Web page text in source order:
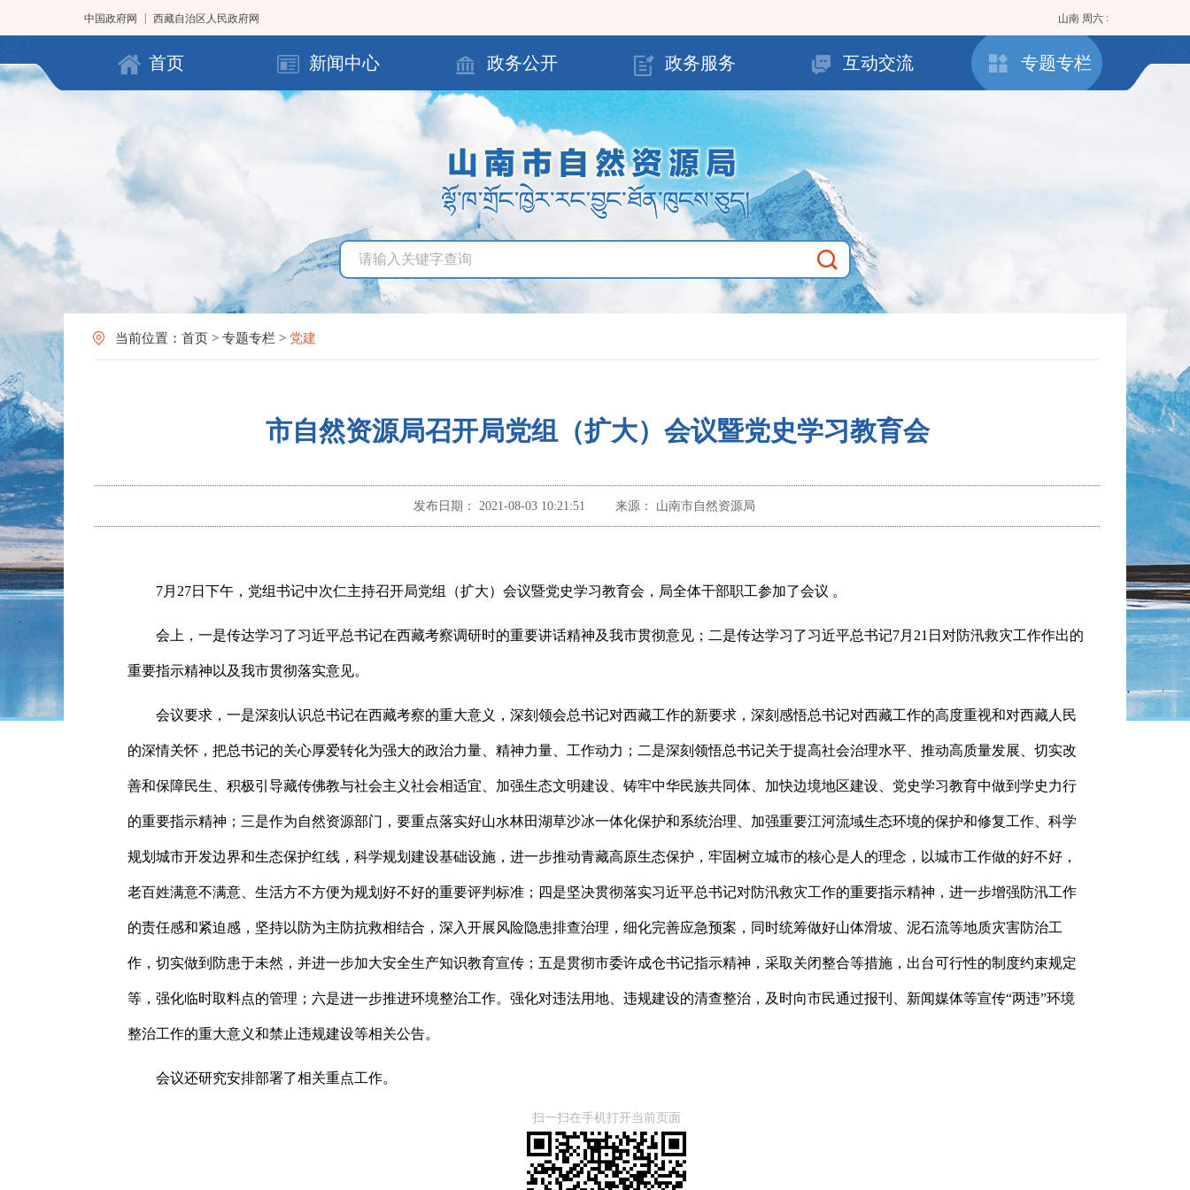
中国政府网 西藏自治区人民政府网 山南 周六 :
首页 新闻中心 政务公开 政务服务 互动交流 专题专栏
当前位置： 首页 > 专题专栏 > 党建
市自然资源局召开局党组（扩大）会议暨党史学习教育会
发布日期： 2021-08-03 10:21:51 来源： 山南市自然资源局
7月27日下午，党组书记中次仁主持召开局党组（扩大）会议暨党史学习教育会，局全体干部职工参加了会议 。
会上，一是传达学习了习近平总书记在西藏考察调研时的重要讲话精神及我市贯彻意见； 二是传达学习了习近平总书记7月21日对防汛救灾工作作出的
重要指示精神以及我市贯彻落实意见。
会议要求， 一是深刻认识总书记在西藏考察的重大意义，深刻领会总书记对西藏工作的新要求，深刻感悟总书记对西藏工作的高度重视和对西藏人民
的深情关怀，把总书记的关心厚爱转化为强大的政治力量、精神力量、工作动力； 二是深刻领悟总书记关于提高社会治理水平、推动高质量发展、切实改
善和保障民生、积极引导藏传佛教与社会主义社会相适宜、加强生态文明建设、铸牢中华民族共同体、加快边境地区建设、党史学习教育中做到学史力行
的重要指示精神； 三是作为自然资源部门，要重点落实好山水林田湖草沙冰一体化保护和系统治理、加强重要江河流域生态环境的保护和修复工作、科学
规划城市开发边界和生态保护红线，科学规划建设基础设施，进一步推动青藏高原生态保护，牢固树立城市的核心是人的理念，以城市工作做的好不好，
老百姓满意不满意、生活方不方便为规划好不好的重要评判标准； 四是坚决贯彻落实习近平总书记对防汛救灾工作的重要指示精神，进一步增强防汛工作
的责任感和紧迫感，坚持以防为主防抗救相结合，深入开展风险隐患排查治理，细化完善应急预案，同时统筹做好山体滑坡、泥石流等地质灾害防治工
作，切实做到防患于未然，并进一步加大安全生产知识教育宣传； 五是贯彻市委许成仓书记指示精神，采取关闭整合等措施，出台可行性的制度约束规定
等，强化临时取料点的管理； 六是进一步推进环境整治工作。强化对违法用地、违规建设的清查整治，及时向市民通过报刊、新闻媒体等宣传“两违”环境
整治工作的重大意义和禁止违规建设等相关公告。
会议还研究安排部署了相关重点工作。
扫一扫在手机打开当前页面